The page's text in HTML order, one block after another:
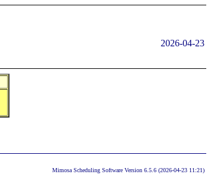
2026-04-23
Mimosa Scheduling Software Version 6.5.6 (2026-04-23 11:21)